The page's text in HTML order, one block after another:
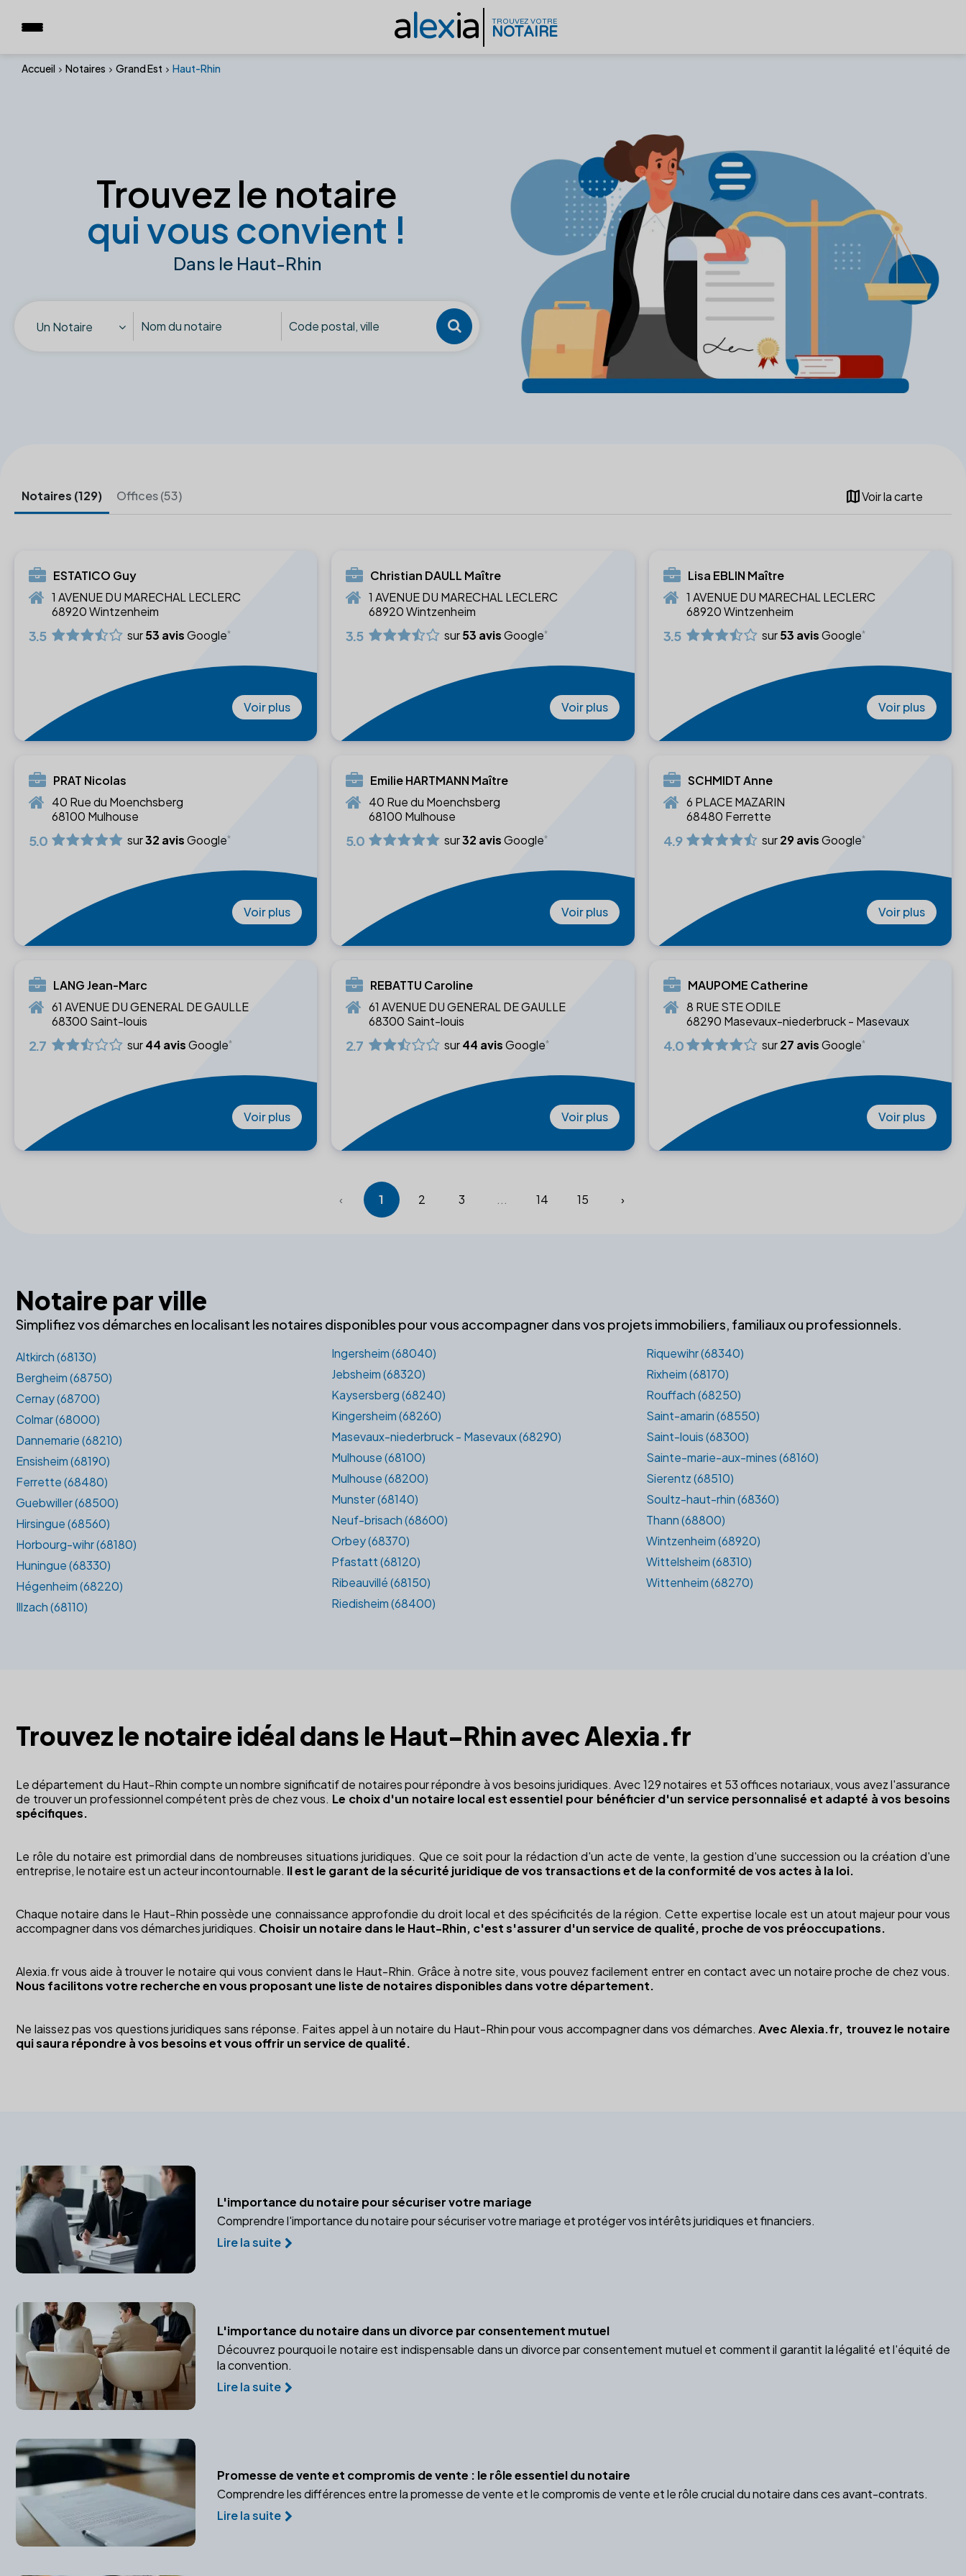
alexia TROUVEZ VOTRE
NOTAIRE
Accueil Notaires Grand Est Haut-Rhin
Trouvez le notaire
qui vous convient !
Dans le Haut-Rhin
Un Notaire
mapVoir la carte
Notaires (129) Offices (53)
ESTATICO Guy
1 AVENUE DU MARECHAL LECLERC
68920 Wintzenheim
3.5 sur53 avisGoogle
Voir plus
Christian DAULL Maître
1 AVENUE DU MARECHAL LECLERC
68920 Wintzenheim
3.5 sur53 avisGoogle
Voir plus
Lisa EBLIN Maître
1 AVENUE DU MARECHAL LECLERC
68920 Wintzenheim
3.5 sur53 avisGoogle
Voir plus
PRAT Nicolas
40 Rue du Moenchsberg
68100 Mulhouse
5.0 sur32 avisGoogle
Voir plus
Emilie HARTMANN Maître
40 Rue du Moenchsberg
68100 Mulhouse
5.0 sur32 avisGoogle
Voir plus
SCHMIDT Anne
6 PLACE MAZARIN
68480 Ferrette
4.9 sur29 avisGoogle
Voir plus
LANG Jean-Marc
61 AVENUE DU GENERAL DE GAULLE
68300 Saint-louis
2.7 sur44 avisGoogle
Voir plus
REBATTU Caroline
61 AVENUE DU GENERAL DE GAULLE
68300 Saint-louis
2.7 sur44 avisGoogle
Voir plus
MAUPOME Catherine
8 RUE STE ODILE
68290 Masevaux-niederbruck - Masevaux
4.0 sur27 avisGoogle
Voir plus
‹ 1 2 3 ... 14 15 ›
Notaire par ville
Simplifiez vos démarches en localisant les notaires disponibles pour vous accompagner dans vos projets immobiliers, familiaux ou professionnels.
Altkirch (68130)
Bergheim (68750)
Cernay (68700)
Colmar (68000)
Dannemarie (68210)
Ensisheim (68190)
Ferrette (68480)
Guebwiller (68500)
Hirsingue (68560)
Horbourg-wihr (68180)
Huningue (68330)
Hégenheim (68220)
Illzach (68110)
Ingersheim (68040)
Jebsheim (68320)
Kaysersberg (68240)
Kingersheim (68260)
Masevaux-niederbruck - Masevaux (68290)
Mulhouse (68100)
Mulhouse (68200)
Munster (68140)
Neuf-brisach (68600)
Orbey (68370)
Pfastatt (68120)
Ribeauvillé (68150)
Riedisheim (68400)
Riquewihr (68340)
Rixheim (68170)
Rouffach (68250)
Saint-amarin (68550)
Saint-louis (68300)
Sainte-marie-aux-mines (68160)
Sierentz (68510)
Soultz-haut-rhin (68360)
Thann (68800)
Wintzenheim (68920)
Wittelsheim (68310)
Wittenheim (68270)
Trouvez le notaire idéal dans le Haut-Rhin avec Alexia.fr
Le département du Haut-Rhin compte un nombre significatif de notaires pour répondre à vos besoins juridiques. Avec 129 notaires et 53 offices notariaux, vous avez l'assurance
de trouver un professionnel compétent près de chez vous. Le choix d'un notaire local est essentiel pour bénéficier d'un service personnalisé et adapté à vos besoins
spécifiques.
Le rôle du notaire est primordial dans de nombreuses situations juridiques. Que ce soit pour la rédaction d'un acte de vente, la gestion d'une succession ou la création d'une
entreprise, le notaire est un acteur incontournable. Il est le garant de la sécurité juridique de vos transactions et de la conformité de vos actes à la loi.
Chaque notaire dans le Haut-Rhin possède une connaissance approfondie du droit local et des spécificités de la région. Cette expertise locale est un atout majeur pour vous
accompagner dans vos démarches juridiques. Choisir un notaire dans le Haut-Rhin, c'est s'assurer d'un service de qualité, proche de vos préoccupations.
Alexia.fr vous aide à trouver le notaire qui vous convient dans le Haut-Rhin. Grâce à notre site, vous pouvez facilement entrer en contact avec un notaire proche de chez vous.
Nous facilitons votre recherche en vous proposant une liste de notaires disponibles dans votre département.
Ne laissez pas vos questions juridiques sans réponse. Faites appel à un notaire du Haut-Rhin pour vous accompagner dans vos démarches.Avec Alexia.fr, trouvez le notaire
qui saura répondre à vos besoins et vous offrir un service de qualité.
L'importance du notaire pour sécuriser votre mariage
Comprendre l'importance du notaire pour sécuriser votre mariage et protéger vos intérêts juridiques et financiers.
Lire la suite
L'importance du notaire dans un divorce par consentement mutuel
Découvrez pourquoi le notaire est indispensable dans un divorce par consentement mutuel et comment il garantit la légalité et l'équité de
la convention.
Lire la suite
Promesse de vente et compromis de vente : le rôle essentiel du notaire
Comprendre les différences entre la promesse de vente et le compromis de vente et le rôle crucial du notaire dans ces avant-contrats.
Lire la suite